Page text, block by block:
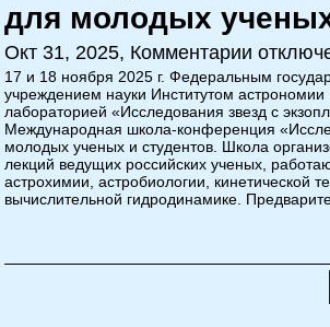
для молодых
Окт 31, 2025, Комментарии
17 и 18 ноября 2025 г. Федеральным
учреждением науки Институтом
лабораторией «Исследования звезд с
Международная школа-конференция
молодых ученых и студентов. Школа
лекций ведущих российских ученых,
астрохимии, астробиологии, кинетической
вычислительной гидродинамике.